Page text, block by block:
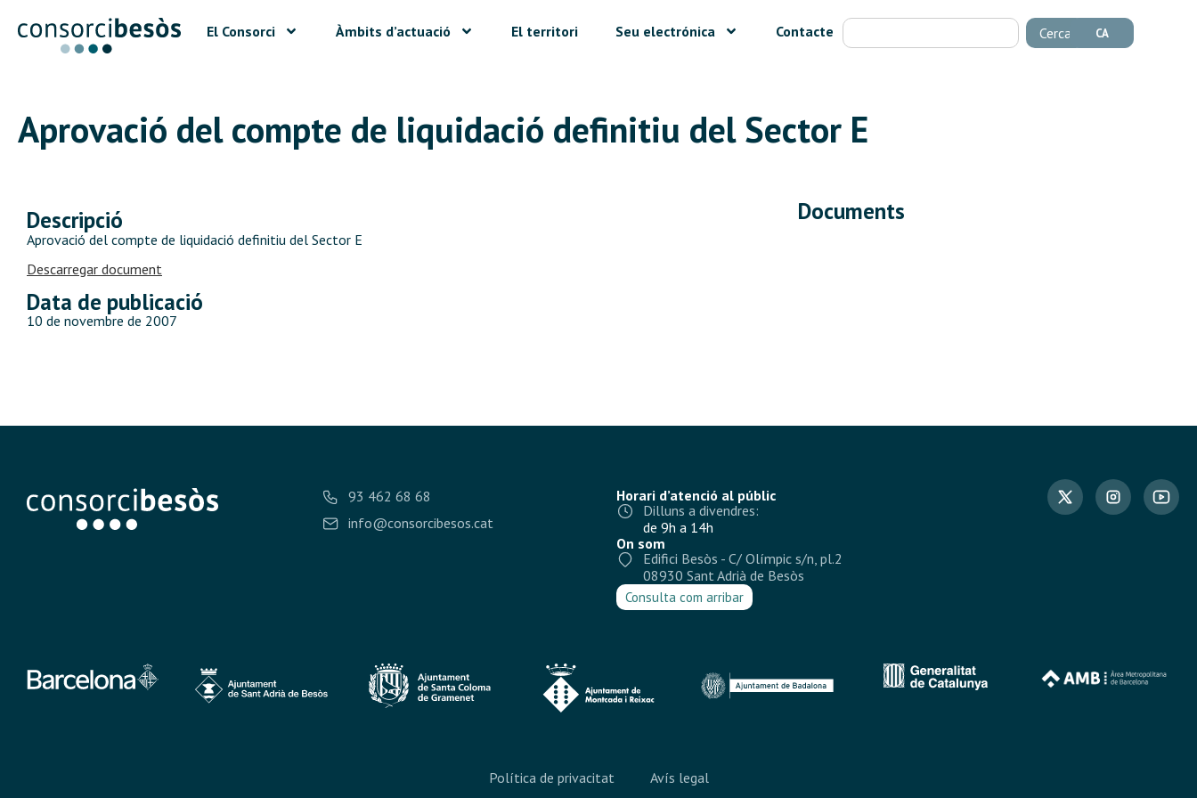
El Consorci Àmbits d’actuació El territori Seu electrónica Contacte Cerca CA
Aprovació del compte de liquidació definitiu del Sector E
Descripció
Aprovació del compte de liquidació definitiu del Sector E
Descarregar document
Data de publicació
10 de novembre de 2007
Documents
93 462 68 68
info@consorcibesos.cat
Horari d’atenció al públic
Dilluns a divendres:
de 9h a 14h
On som
Edifici Besòs - C/ Olímpic s/n, pl.2
08930 Sant Adrià de Besòs
Consulta com arribar
Política de privacitat Avís legal